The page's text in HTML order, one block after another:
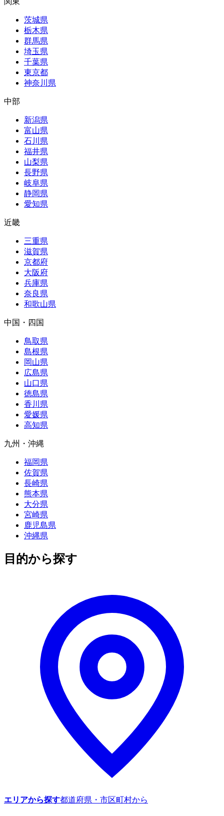
茨城県
栃木県
群馬県
埼玉県
千葉県
東京都
神奈川県
中部
新潟県
富山県
石川県
福井県
山梨県
長野県
岐阜県
静岡県
愛知県
近畿
三重県
滋賀県
京都府
大阪府
兵庫県
奈良県
和歌山県
中国・四国
鳥取県
島根県
岡山県
広島県
山口県
徳島県
香川県
愛媛県
高知県
九州・沖縄
福岡県
佐賀県
長崎県
熊本県
大分県
宮崎県
鹿児島県
沖縄県
目的から探す
エリアから探す都道府県・市区町村から